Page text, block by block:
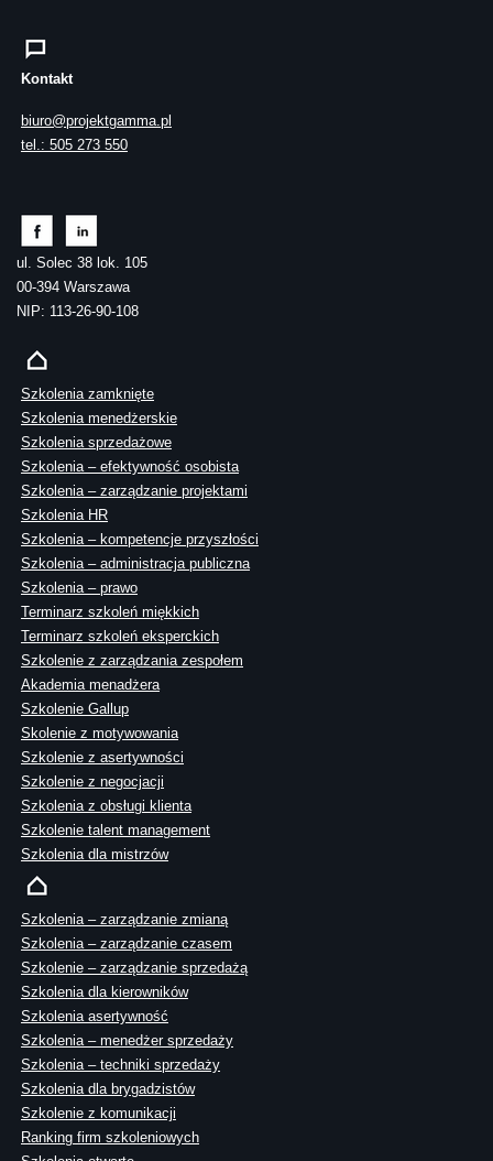
Kontakt
biuro@projektgamma.pl
tel.: 505 273 550
ul. Solec 38 lok. 105
00-394 Warszawa
NIP: 113-26-90-108
Szkolenia zamknięte
Szkolenia menedżerskie
Szkolenia sprzedażowe
Szkolenia – efektywność osobista
Szkolenia – zarządzanie projektami
Szkolenia HR
Szkolenia – kompetencje przyszłości
Szkolenia – administracja publiczna
Szkolenia – prawo
Terminarz szkoleń miękkich
Terminarz szkoleń eksperckich
Szkolenie z zarządzania zespołem
Akademia menadżera
Szkolenie Gallup
Skolenie z motywowania
Szkolenie z asertywności
Szkolenie z negocjacji
Szkolenia z obsługi klienta
Szkolenie talent management
Szkolenia dla mistrzów
Szkolenia – zarządzanie zmianą
Szkolenia – zarządzanie czasem
Szkolenie – zarządzanie sprzedażą
Szkolenia dla kierowników
Szkolenia asertywność
Szkolenia – menedżer sprzedaży
Szkolenia – techniki sprzedaży
Szkolenia dla brygadzistów
Szkolenie z komunikacji
Ranking firm szkoleniowych